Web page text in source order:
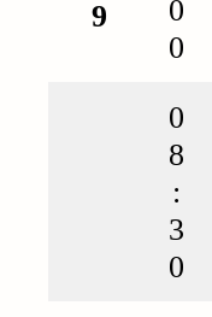
9
0
0
0
8
:
3
0